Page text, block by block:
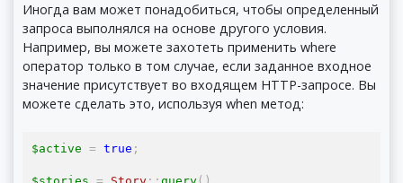
Иногда вам может понадобиться, чтобы определенный
запроса выполнялся на основе другого условия.
Например, вы можете захотеть применить where
оператор только в том случае, если заданное входное
значение присутствует во входящем HTTP-запросе. Вы
можете сделать это, используя when метод:
$active = true ;